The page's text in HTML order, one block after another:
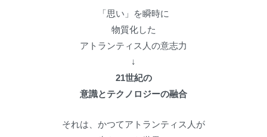
「思い」を瞬時に
物質化した
アトランティス人の意志力
↓
21世紀の
意識とテクノロジーの融合
それは、かつてアトランティス人が